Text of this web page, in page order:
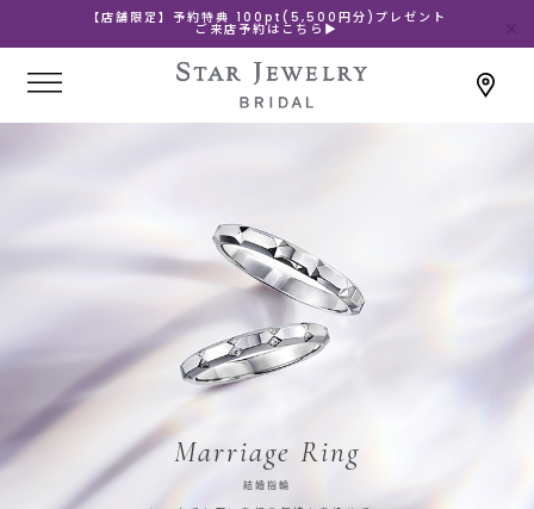
【店舗限定】予約特典 100pt(5,500円分)プレゼント
ご来店予約はこちら▶
Marriage Ring
結婚指輪